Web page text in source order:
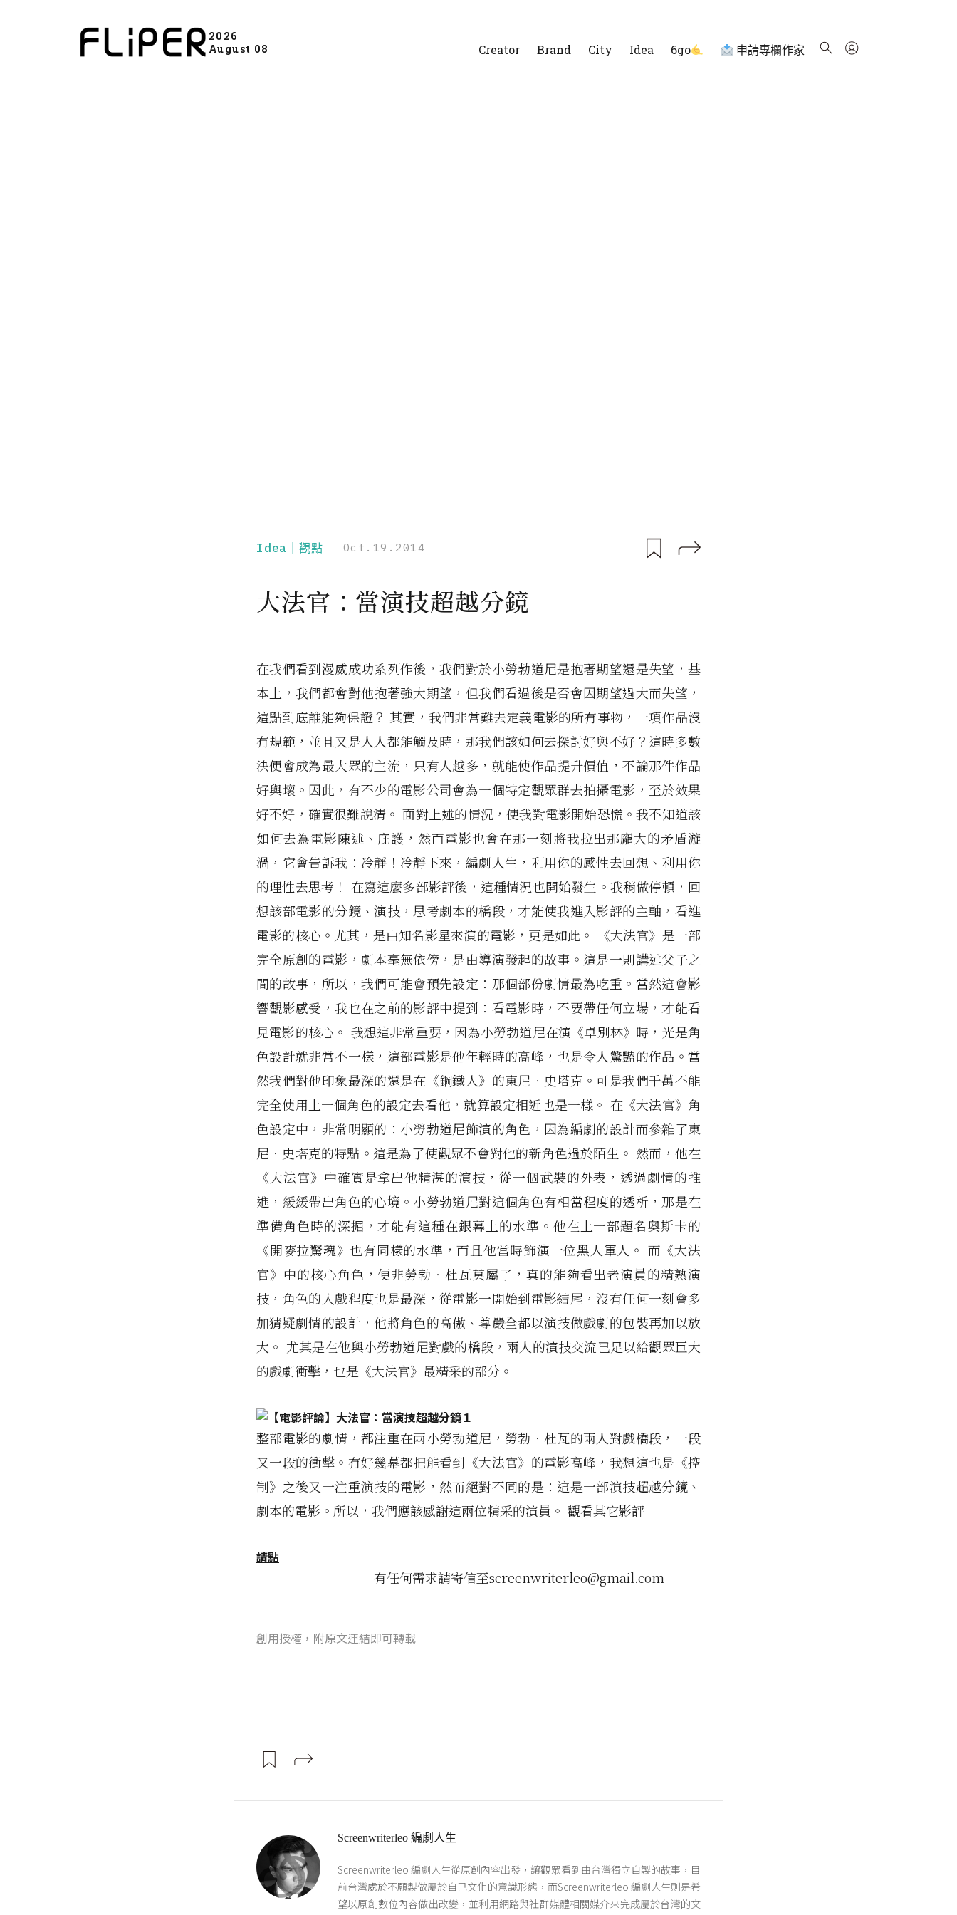
2026
August 08
Creator Brand City Idea 6go 申請專欄作家
Idea｜觀點 Oct.19.2014
大法官：當演技超越分鏡
在我們看到漫威成功系列作後，我們對於小勞勃道尼是抱著期望還是失望，基
本上，我們都會對他抱著強大期望，但我們看過後是否會因期望過大而失望，
這點到底誰能夠保證？ 其實，我們非常難去定義電影的所有事物，一項作品沒
有規範，並且又是人人都能觸及時，那我們該如何去探討好與不好？這時多數
決便會成為最大眾的主流，只有人越多，就能使作品提升價值，不論那件作品
好與壞。因此，有不少的電影公司會為一個特定觀眾群去拍攝電影，至於效果
好不好，確實很難說清。 面對上述的情況，使我對電影開始恐慌。我不知道該
如何去為電影陳述、庇護，然而電影也會在那一刻將我拉出那龐大的矛盾漩
渦，它會告訴我：冷靜！冷靜下來，編劇人生，利用你的感性去回想、利用你
的理性去思考！ 在寫這麼多部影評後，這種情況也開始發生。我稍做停頓，回
想該部電影的分鏡、演技，思考劇本的橋段，才能使我進入影評的主軸，看進
電影的核心。尤其，是由知名影星來演的電影，更是如此。 《大法官》是一部
完全原創的電影，劇本毫無依傍，是由導演發起的故事。這是一則講述父子之
間的故事，所以，我們可能會預先設定：那個部份劇情最為吃重。當然這會影
響觀影感受，我也在之前的影評中提到：看電影時，不要帶任何立場，才能看
見電影的核心。 我想這非常重要，因為小勞勃道尼在演《卓別林》時，光是角
色設計就非常不一樣，這部電影是他年輕時的高峰，也是令人驚豔的作品。當
然我們對他印象最深的還是在《鋼鐵人》的東尼‧史塔克。可是我們千萬不能
完全使用上一個角色的設定去看他，就算設定相近也是一樣。 在《大法官》角
色設定中，非常明顯的：小勞勃道尼飾演的角色，因為編劇的設計而參雜了東
尼‧史塔克的特點。這是為了使觀眾不會對他的新角色過於陌生。 然而，他在
《大法官》中確實是拿出他精湛的演技，從一個武裝的外表，透過劇情的推
進，緩緩帶出角色的心境。小勞勃道尼對這個角色有相當程度的透析，那是在
準備角色時的深掘，才能有這種在銀幕上的水準。他在上一部題名奧斯卡的
《開麥拉驚魂》也有同樣的水準，而且他當時飾演一位黑人軍人。 而《大法
官》中的核心角色，便非勞勃‧杜瓦莫屬了，真的能夠看出老演員的精熟演
技，角色的入戲程度也是最深，從電影一開始到電影結尾，沒有任何一刻會多
加猜疑劇情的設計，他將角色的高傲、尊嚴全都以演技做戲劇的包裝再加以放
大。 尤其是在他與小勞勃道尼對戲的橋段，兩人的演技交流已足以給觀眾巨大
的戲劇衝擊，也是《大法官》最精采的部分。
整部電影的劇情，都注重在兩小勞勃道尼，勞勃‧杜瓦的兩人對戲橋段，一段
又一段的衝擊。有好幾幕都把能看到《大法官》的電影高峰，我想這也是《控
制》之後又一注重演技的電影，然而絕對不同的是：這是一部演技超越分鏡、
劇本的電影。所以，我們應該感謝這兩位精采的演員。 觀看其它影評
請點
有任何需求請寄信至screenwriterleo@gmail.com
創用授權，附原文連結即可轉載
Screenwriterleo 編劇人生
Screenwriterleo 編劇人生從原創內容出發，讓觀眾看到由台灣獨立自製的故事，目
前台灣處於不願製做屬於自己文化的意識形態，而Screenwriterleo 編劇人生則是希
望以原創數位內容做出改變，並利用網路與社群媒體相關媒介來完成屬於台灣的文